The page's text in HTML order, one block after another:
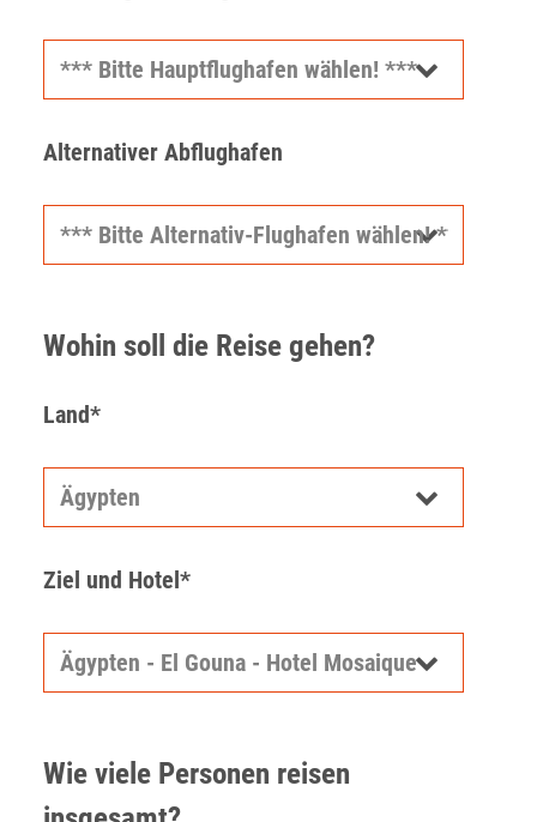
Alternativer Abflughafen
Wohin soll die Reise gehen?
Land*
Ziel und Hotel*
Wie viele Personen reisen